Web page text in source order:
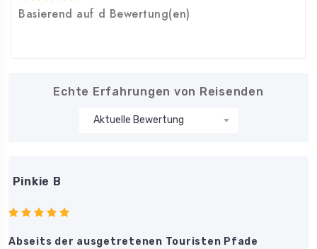
Basierend auf d Bewertung(en)
Echte Erfahrungen von Reisenden
Pinkie B
Abseits der ausgetretenen Touristen Pfade